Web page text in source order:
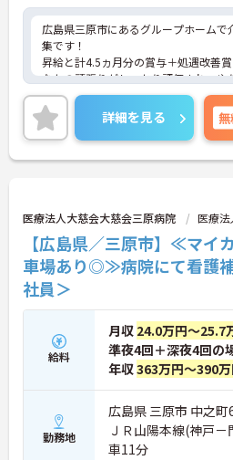
広島県三原市にあるグループホームで
集です！
昇給と計4.5ヵ月分の賞与＋処遇改善
なたの頑張りがしっかり評価され、や
てお仕事ができます！
また、社会保険完備で住宅手当や家族
安心して長期で働きやすい環境が整っ
ご興味ある方は面接ポイントをお伝え
お気軽にご連絡ください。
詳細を見る
医療法人大慈会大慈会三原病院 医療
【広島県／三原市】≪マ
車場あり◎≫病院にて看護
社員＞
給料
月収 24.0万円～25.7
準夜4回＋深夜4回の
年収363万円～390
勤務地
広島県 三原市 中之
ＪＲ山陽本線(神戸－
車11分